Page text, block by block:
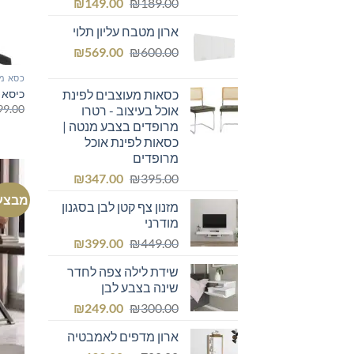
₪189.00
היה:
₪189.00.
₪149.00
הוא:
₪149.00.
ארון מטבח עליון תלוי
₪600.00
המחיר
₪600.00.
₪569.00
המחיר
₪569.00.כסאות מעוצבים לפינת
אוכל בעיצוב - רטרו
מרופדים בצבע מנטה |
כסאות לפינת אוכל
מרופדים
₪395.00
המחיר
היה:
₪347.00
המחיר
הוא:
מזנון צף קטן לבן בסגנון
מודרני
₪449.00
המחיר
היה:
₪449.00.
₪399.00
המחיר
הוא:שידת לילה צפה לחדר
שינה בצבע לבן
₪300.00
המחיר
היה:
₪249.00
המחיר
הוא:ארון מדפים לאמבטיה
כסא
כיסא